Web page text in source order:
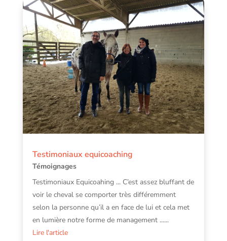
Testimoniaux equicoaching
Témoignages
Testimoniaux Equicoahing ... C’est assez bluffant de
voir le cheval se comporter très différemment
selon la personne qu’il a en face de lui et cela met
en lumière notre forme de management ......
Lire l'article